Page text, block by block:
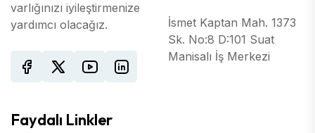
varlığınızı iyileştirmenize
yardımcı olacağız.
İsmet Kaptan Mah. 1373
Sk. No:8 D:101 Suat
Manisalı İş Merkezi
Faydalı Linkler